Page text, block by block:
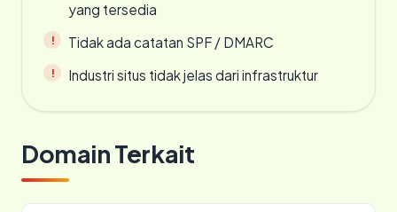
yang tersedia
Tidak ada catatan SPF / DMARC
Industri situs tidak jelas dari infrastruktur
Domain Terkait